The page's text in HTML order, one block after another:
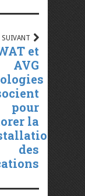
SUIVANT
et
AVG
pour
la
des